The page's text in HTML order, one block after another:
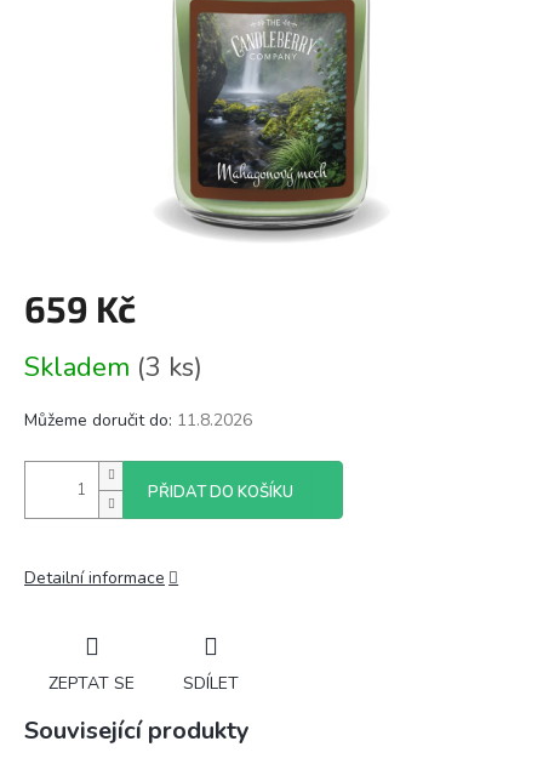
659 Kč
cena:
Skladem (3 ks)
Můžeme doručit do: 11.8.2026
PŘIDAT DO KOŠÍKU
Detailní informace
ZEPTAT SE SDÍLET
Související produkty